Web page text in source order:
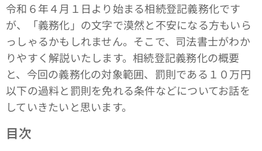
令和６年４月１日より始まる相続登記義務化です
が、「義務化」の文字で漠然と不安になる方もいら
っしゃるかもしれません。そこで、司法書士がわか
りやすく解説いたします。相続登記義務化の概要
と、今回の義務化の対象範囲、罰則である１０万円
以下の過料と罰則を免れる条件などについてお話を
していきたいと思います。
目次